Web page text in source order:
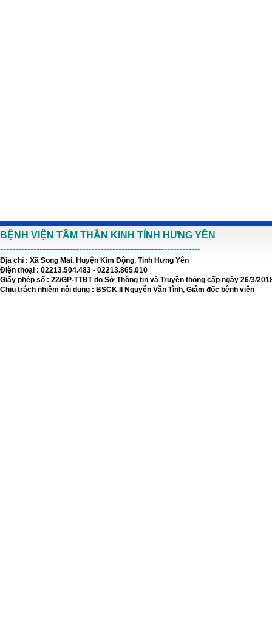
BỆNH VIỆN TÂM THẦN KINH TỈNH HƯNG YÊN
------------------------------------------------------------------
Địa chỉ : Xã Song Mai, Huyện Kim Động, Tỉnh Hưng Yên
Điện thoại : 02213.504.483 - 02213.865.010
Giấy phép số : 22/GP-TTĐT do Sở Thông tin và Truyền thông cấp ngày 26/3/
Chịu trách nhiệm nội dung : BSCK II Nguyễn Văn Tình, Giám đốc bệnh viện